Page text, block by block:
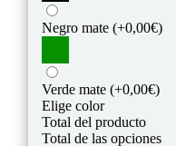
Negro mate (+0,00€)
Verde mate (+0,00€)
Elige color
Total del producto
Total de las opciones